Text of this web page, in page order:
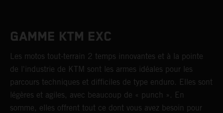
GAMME KTM EXC
Les motos tout-terrain 2 temps innovantes et à la pointe
de l'industrie de KTM sont les armes idéales pour les
parcours techniques et difficiles de type enduro. Elles sont
légères et agiles, avec beaucoup de « punch ». En
somme, elles offrent tout ce dont vous avez besoin pour